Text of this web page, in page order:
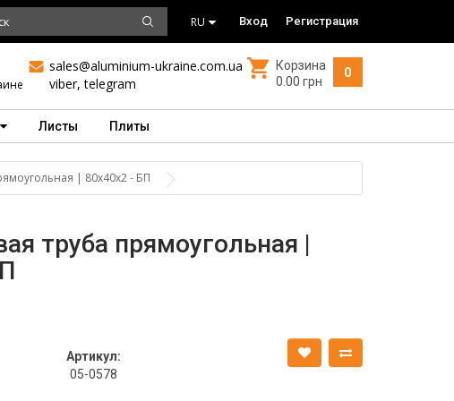
RU Вход Регистрация
sales@aluminium-ukraine.com.ua
viber,telegram
0
Корзина
0.00 грн
Листы Плиты
| 80х40х2 - БП
труба прямоугольная |
Артикул:
05-0578